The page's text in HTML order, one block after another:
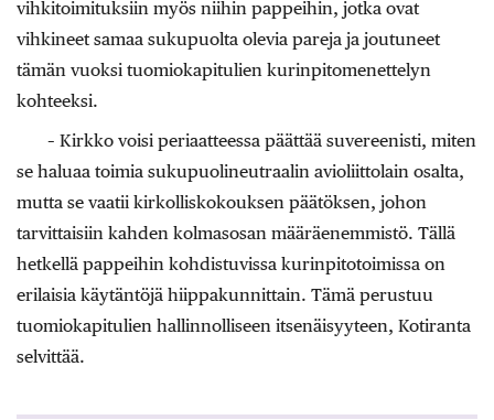
vihkitoimituksiin myös niihin pappeihin, jotka ovat
vihkineet samaa sukupuolta olevia pareja ja joutuneet
tämän vuoksi tuomiokapitulien kurinpitomenettelyn
kohteeksi.
– Kirkko voisi periaatteessa päättää suvereenisti, miten
se haluaa toimia sukupuolineutraalin avioliittolain osalta,
mutta se vaatii kirkolliskokouksen päätöksen, johon
tarvittaisiin kahden kolmasosan määräenemmistö. Tällä
hetkellä pappeihin kohdistuvissa kurinpitotoimissa on
erilaisia käytäntöjä hiippakunnittain. Tämä perustuu
tuomiokapitulien hallinnolliseen itsenäisyyteen, Kotiranta
selvittää.